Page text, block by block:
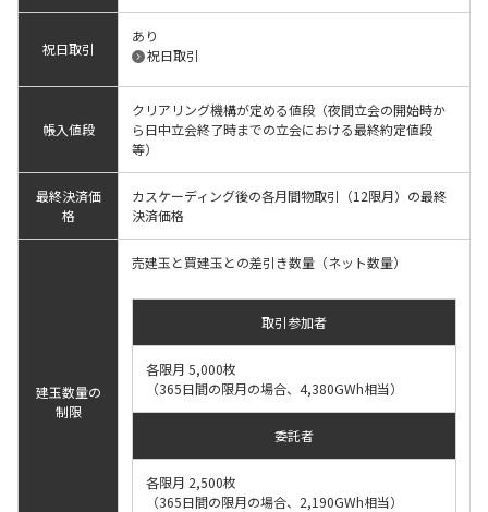
祝日取引
あり
祝日取引
帳入値段
クリアリング機構が定める値段（夜間立会の開始時か
ら日中立会終了時までの立会における最終約定値段
等）
最終決済価
格
カスケーディング後の各月間物取引（12限月）の最終
決済価格
建玉数量の
制限
売建玉と買建玉との差引き数量（ネット数量）
取引参加者
各限月 5,000枚
（365日間の限月の場合、4,380GWh相当）
委託者
各限月 2,500枚
（365日間の限月の場合、2,190GWh相当）